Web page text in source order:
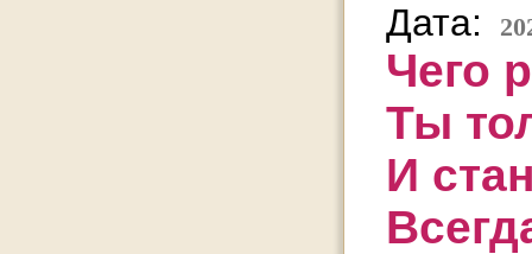
Дата:
Чего
Ты
И